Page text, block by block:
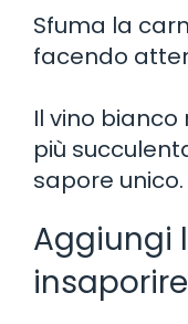
Sfuma la
facendo
Il vino
più
sapore unico.
Aggiungi
insaporire